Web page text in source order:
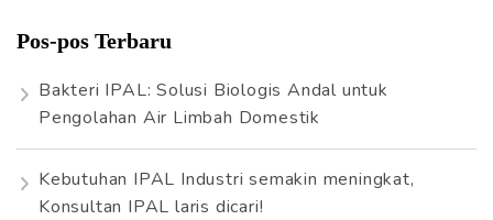
u
t
:
Pos-pos Terbaru
Bakteri IPAL: Solusi Biologis Andal untuk
Pengolahan Air Limbah Domestik
Kebutuhan IPAL Industri semakin meningkat,
Konsultan IPAL laris dicari!